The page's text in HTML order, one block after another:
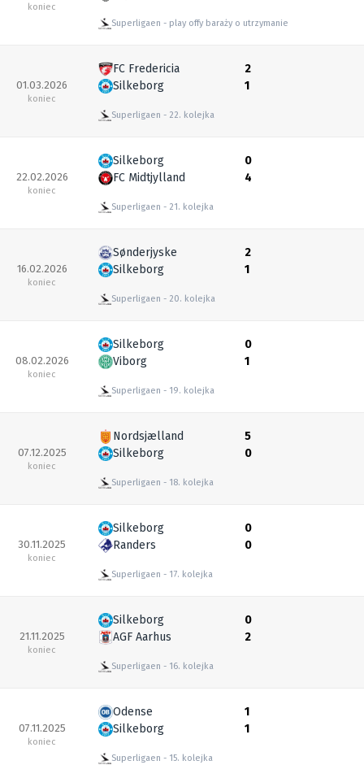
koniec
Superligaen play offy baraży o utrzymanie
01.03.2026
koniec
FC Fredericia
Silkeborg
Superligaen 22. kolejka
2
1
22.02.2026
koniec
Silkeborg
FC Midtjylland
Superligaen 21. kolejka
0
4
16.02.2026
koniec
Sønderjyske
Silkeborg
Superligaen 20. kolejka
2
1
08.02.2026
koniec
Silkeborg
Viborg
Superligaen 19. kolejka
0
1
07.12.2025
koniec
Nordsjælland
Silkeborg
Superligaen 18. kolejka
5
0
30.11.2025
koniec
Silkeborg
Randers
Superligaen 17. kolejka
0
0
21.11.2025
koniec
Silkeborg
AGF Aarhus
Superligaen 16. kolejka
0
2
07.11.2025
koniec
Odense
Silkeborg
Superligaen 15. kolejka
1
1